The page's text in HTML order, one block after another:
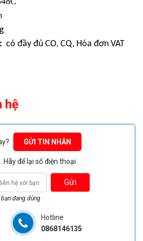
có đầy đủ CO, CQ, Hóa đơn VAT
hệ
GỬI TIN NHẮN
Hãy để lại số điện thoại
Gửi
đang dùng
Hotline
0868146135